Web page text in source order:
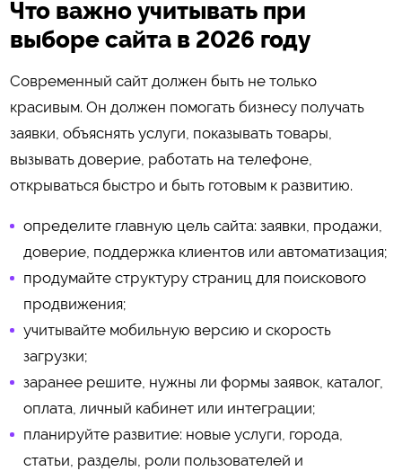
Что важно учитывать при
выборе сайта в 2026 году
Современный сайт должен быть не только
красивым. Он должен помогать бизнесу получать
заявки, объяснять услуги, показывать товары,
вызывать доверие, работать на телефоне,
открываться быстро и быть готовым к развитию.
определите главную цель сайта: заявки, продажи,
доверие, поддержка клиентов или автоматизация;
продумайте структуру страниц для поискового
продвижения;
учитывайте мобильную версию и скорость
загрузки;
заранее решите, нужны ли формы заявок, каталог,
оплата, личный кабинет или интеграции;
планируйте развитие: новые услуги, города,
статьи, разделы, роли пользователей и